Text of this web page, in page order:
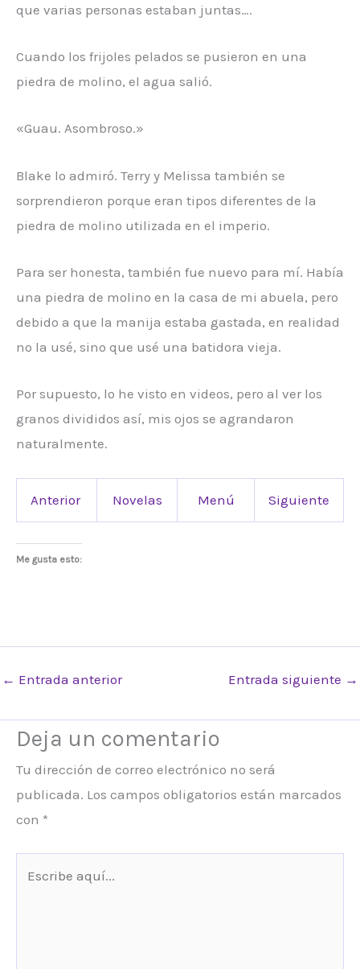
que varias personas estaban juntas….
Cuando los frijoles pelados se pusieron en una
piedra de molino, el agua salió.
«Guau. Asombroso.»
Blake lo admiró. Terry y Melissa también se
sorprendieron porque eran tipos diferentes de la
piedra de molino utilizada en el imperio.
Para ser honesta, también fue nuevo para mí. Había
una piedra de molino en la casa de mi abuela, pero
debido a que la manija estaba gastada, en realidad
no la usé, sino que usé una batidora vieja.
Por supuesto, lo he visto en videos, pero al ver los
granos divididos así, mis ojos se agrandaron
naturalmente.
Anterior Novelas Menú Siguiente
Me gusta esto:
← Entrada anterior Entrada siguiente →
Deja un comentario
Tu dirección de correo electrónico no será
publicada. Los campos obligatorios están marcados
con *